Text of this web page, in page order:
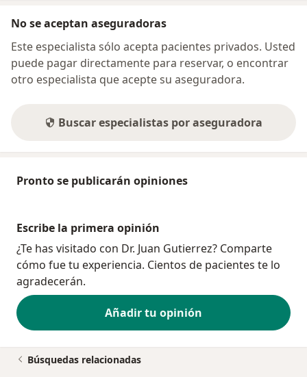
No se aceptan aseguradoras
Este especialista sólo acepta pacientes privados. Usted
puede pagar directamente para reservar, o encontrar
otro especialista que acepte su aseguradora.
Buscar especialistas por aseguradora
Pronto se publicarán opiniones
Escribe la primera opinión
¿Te has visitado con Dr. Juan Gutierrez? Comparte
cómo fue tu experiencia. Cientos de pacientes te lo
agradecerán.
Añadir tu opinión
Búsquedas relacionadas